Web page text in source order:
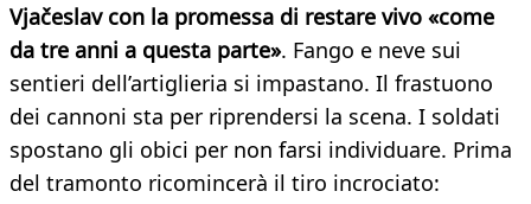
Vjačeslav con la promessa di restare vivo «come
da tre anni a questa parte». Fango e neve sui
sentieri dell’artiglieria si impastano. Il frastuono
dei cannoni sta per riprendersi la scena. I soldati
spostano gli obici per non farsi individuare. Prima
del tramonto ricomincerà il tiro incrociato: